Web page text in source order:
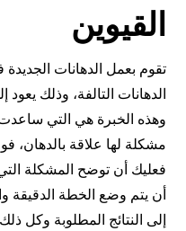
القيوين
تقوم بعمل الدهانات
الدهانات التالفة، وذلك
وهذه الخبرة هي التي
مشكلة لها علاقة
فعليك أن توضح المشكلة
أن يتم وضع الخطة الدقيقة
إلى النتائج المطلوبة وكل